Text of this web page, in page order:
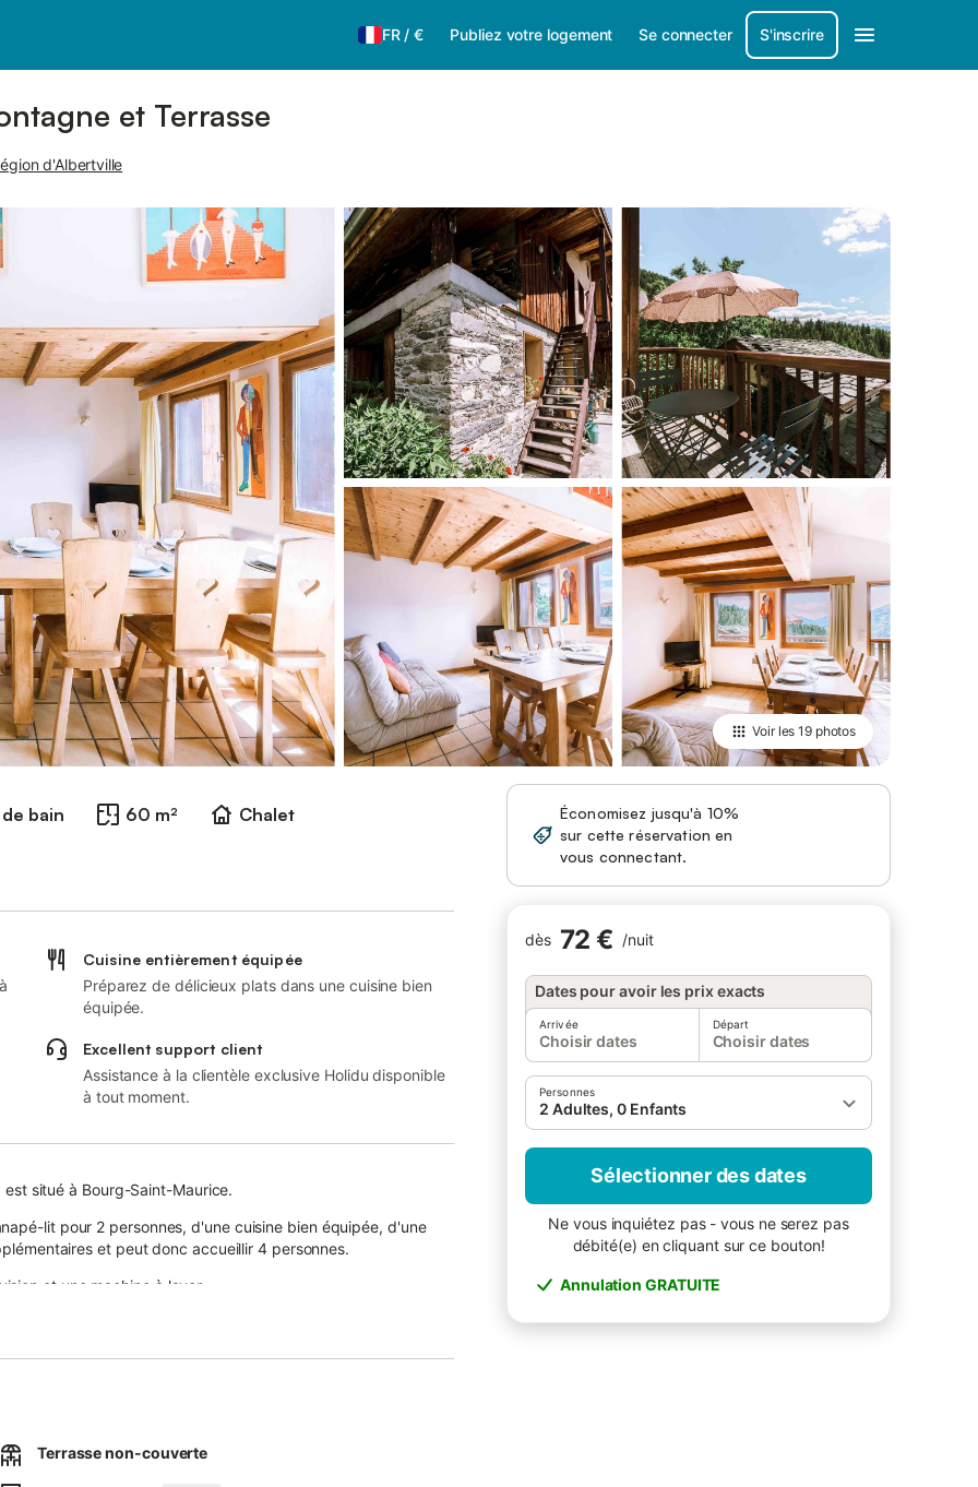
FR/€ Publiez votre logement Se connecter S'inscrire
et Terrasse
d'Albertville
Voir les19 photos
de bain 60 m²
Chalet
Économisez jusqu'à 10%
sur cette réservation en
vous connectant.
dès 72 € /nuit
Dates pour avoir les prix exacts
Arrivée
Choisir dates
Départ
Choisir dates
Personnes
2 Adultes, 0 Enfants
Sélectionner des dates
Ne vous inquiétez pas - vous ne serez pas
débité(e) en cliquant sur ce bouton!
Annulation GRATUITE
Cuisine entièrement équipée
Préparez de délicieux plats dans une cuisine bien
équipée.
Excellent support client
Assistance à la clientèle exclusive Holidu disponible
à tout moment.
situé à Bourg-Saint-Maurice.
lit pour 2 personnes, d'une cuisine bien équipée, d'une
et peut donc accueillir 4 personnes.
et une machine à laver.
terrasse plein air et des installations de barbecue.
ne sont pas autorisés.
Terrasse non-couverte